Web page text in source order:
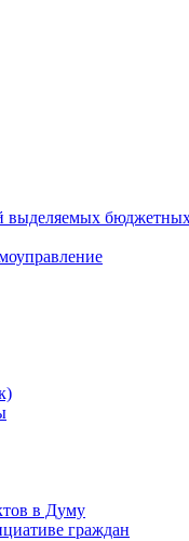
выделяемых бюджетных
в Думу
граждан